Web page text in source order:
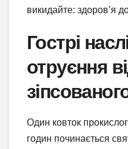
викидайте: здоров’я
Гострі
отруєння
Один ковток
годин починається